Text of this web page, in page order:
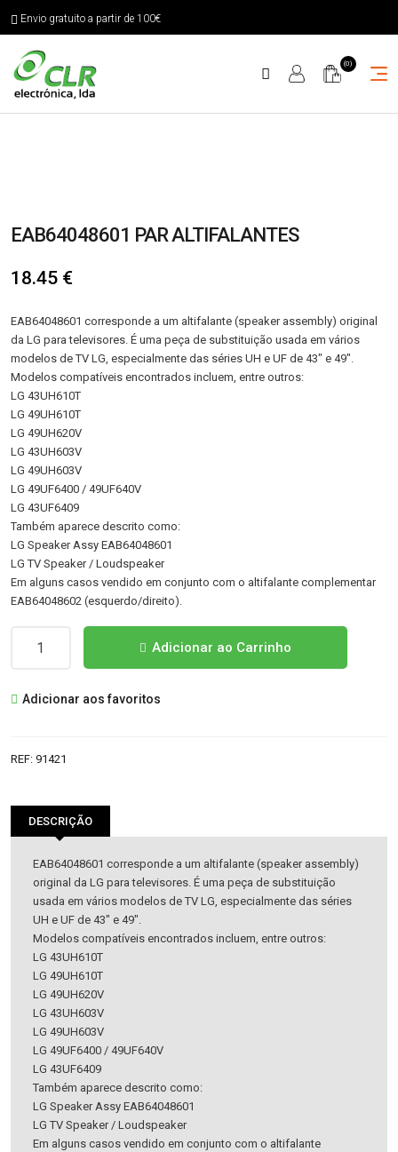
Envio gratuito a partir de 100€
(0)
EAB64048601 PAR ALTIFALANTES
18.45 €
EAB64048601 corresponde a um altifalante (speaker assembly) original
da LG para televisores. É uma peça de substituição usada em vários
modelos de TV LG, especialmente das séries UH e UF de 43″ e 49″.
Modelos compatíveis encontrados incluem, entre outros:
LG 43UH610T
LG 49UH610T
LG 49UH620V
LG 43UH603V
LG 49UH603V
LG 49UF6400 / 49UF640V
LG 43UF6409
Também aparece descrito como:
LG Speaker Assy EAB64048601
LG TV Speaker / Loudspeaker
Em alguns casos vendido em conjunto com o altifalante complementar
EAB64048602 (esquerdo/direito).
PAR
Adicionar ao Carrinho
Adicionar aos favoritos
REF: 91421
DESCRIÇÃO
EAB64048601 corresponde a um altifalante (speaker assembly)
original da LG para televisores. É uma peça de substituição
usada em vários modelos de TV LG, especialmente das séries
UH e UF de 43″ e 49″.
Modelos compatíveis encontrados incluem, entre outros:
LG 43UH610T
LG 49UH610T
LG 49UH620V
LG 43UH603V
LG 49UH603V
LG 49UF6400 / 49UF640V
LG 43UF6409
Também aparece descrito como:
LG Speaker Assy EAB64048601
LG TV Speaker / Loudspeaker
Em alguns casos vendido em conjunto com o altifalante